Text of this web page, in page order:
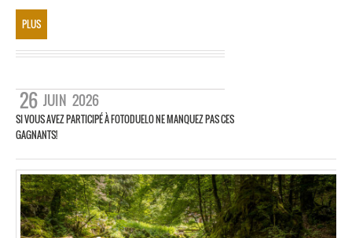
PLUS
26 JUIN 2026
SI VOUS AVEZ PARTICIPÉ À FOTODUELO NE MANQUEZ PAS CES
GAGNANTS!